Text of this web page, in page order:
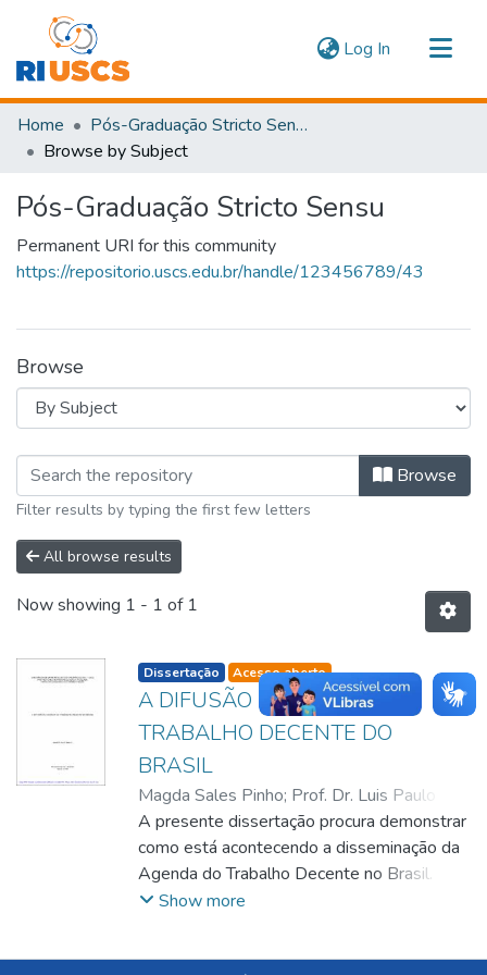
Log In (current)
Communities & Collections
Navigate
Home
Pós-Graduação Stricto Sensu
Browse by Subject
Pós-Graduação Stricto Sensu
Permanent URI for this community
https://repositorio.uscs.edu.br/handle/123456789/43
Browse
Browsing Pós-Graduação StrictoBrowse
Filter results by typing the first few letters
All browse results
Now showing 1 - 1 of 1
listelement.badge.dso-type
Dissertação Acesso aberto
A DIFUSÃO DA AGENDA DO
TRABALHO DECENTE DO
BRASIL
Magda Sales Pinho; Prof. Dr. Luis Paulo
Bresciani;Wilson Amorim;Antonio Carlos
Gil;Luis Paulo Bresciani
A presente dissertação procura demonstrar
como está acontecendo a disseminação da
Agenda do Trabalho Decente no Brasil.
Trata-se de um conceito novo, originado na
Show more